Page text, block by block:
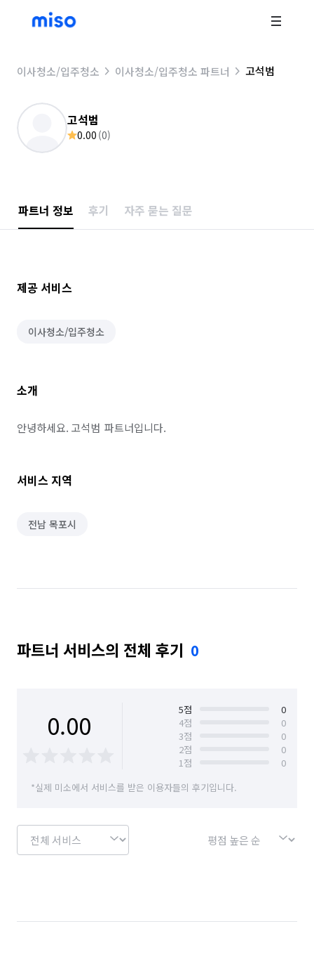
이사청소/입주청소 이사청소/입주청소 파트너 고석범
고석범
0.00 (0)
파트너 정보 후기 자주 묻는 질문
제공 서비스
이사청소/입주청소
소개
안녕하세요. 고석범  파트너입니다.
서비스 지역
전남 목포시
파트너 서비스의 전체 후기 0
0.00 5점
0
4점
0
3점
0
2점
0
1점
0
*실제 미소에서 서비스를 받은 이용자들의 후기입니다.